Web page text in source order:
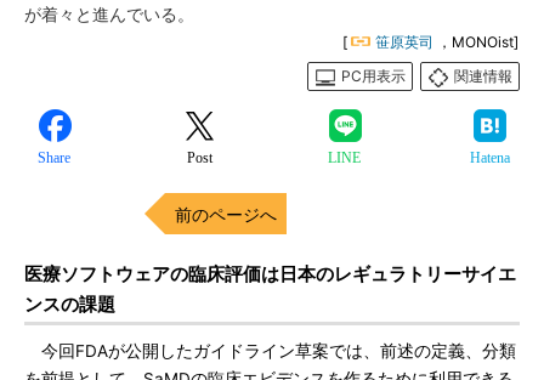
が着々と進んでいる。
[ 笹原英司
，MONOist]
PC用表示
関連情報
Share Post LINE Hatena
前のページへ
医療ソフトウェアの臨床評価は日本のレギュラトリーサイエ
ンスの課題
今回FDAが公開したガイドライン草案では、前述の定義、分類